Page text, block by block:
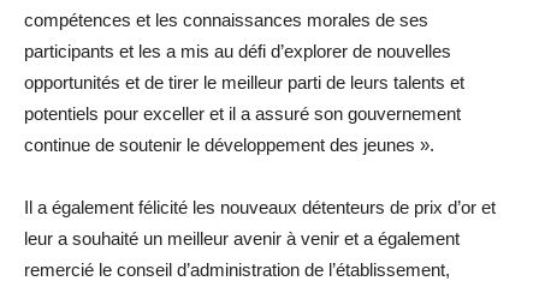
compétences et les connaissances morales de ses
participants et les a mis au défi d’explorer de nouvelles
opportunités et de tirer le meilleur parti de leurs talents et
potentiels pour exceller et il a assuré son gouvernement
continue de soutenir le développement des jeunes ».
Il a également félicité les nouveaux détenteurs de prix d’or et
leur a souhaité un meilleur avenir à venir et a également
remercié le conseil d’administration de l’établissement,